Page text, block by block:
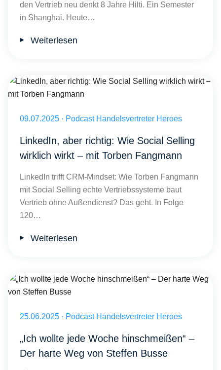
den Vertrieb neu denkt 8 Jahre Hilti. Ein Semester
in Shanghai. Heute…
Weiterlesen
Veröffentlicht am 09.07.2025
09.07.2025 · Podcast Handelsvertreter Heroes
LinkedIn, aber richtig: Wie Social Selling
wirklich wirkt – mit Torben Fangmann
LinkedIn trifft CRM-Mindset: Wie Torben Fangmann
mit Social Selling echte Vertriebssysteme baut
Vertrieb ohne Außendienst? Das geht. In Folge
120…
Weiterlesen
Veröffentlicht am 25.06.2025
25.06.2025 · Podcast Handelsvertreter Heroes
„Ich wollte jede Woche hinschmeißen“ –
Der harte Weg von Steffen Busse